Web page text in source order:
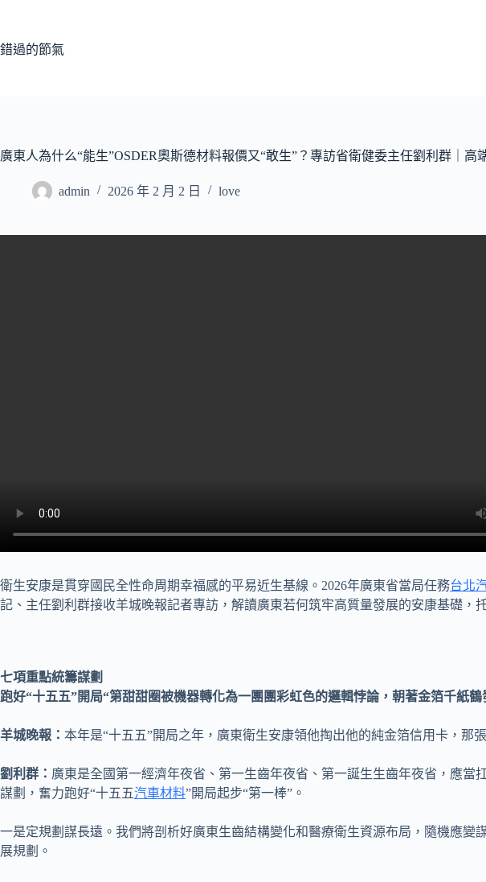
主
錯過的節氣
廣東人為什么“能生”OSDER奧斯德材料報價又“敢生”？專訪省衛健委主任劉利群｜高
admin 2026 年 2 月 2 日 love
衛生安康是貫穿國民全性命周期幸福感的平易近生基線。2026年廣東省當局任務台北
記、主任劉利群接收羊城晚報記者專訪，解讀廣東若何筑牢高質量發展的安康基礎，
七項重點統籌謀劃
跑好“十五五”開局“第甜甜圈被機器轉化為一團團彩虹色的邏輯悖論，朝著金箔千紙
羊城晚報： 本年是“十五五”開局之年，廣東衛生安康領他掏出他的純金箔信用卡，那
劉利群： 廣東是全國第一經濟年夜省、第一生齒年夜省、第一誕生生齒年夜省，應當
謀劃，奮力跑好“十五五汽車材料”開局起步“第一棒”。
一是定規劃謀長遠。我們將剖析好廣東生齒結構變化和醫療衛生資源布局，隨機應
展規劃。